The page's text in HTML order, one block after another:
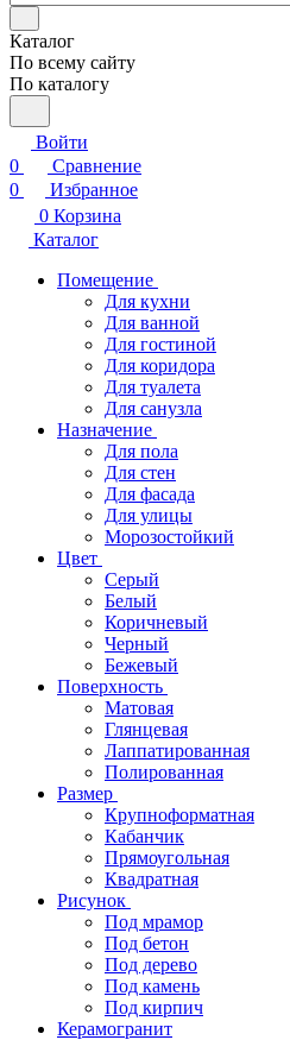
Каталог
По всему сайту
По каталогу
Войти
0
Сравнение
0
Избранное
0 Корзина
Каталог
Помещение
Для кухни
Для ванной
Для гостиной
Для коридора
Для туалета
Для санузла
Назначение
Для пола
Для стен
Для фасада
Для улицы
Морозостойкий
Цвет
Серый
Белый
Коричневый
Черный
Бежевый
Поверхность
Матовая
Глянцевая
Лаппатированная
Полированная
Размер
Крупноформатная
Кабанчик
Прямоугольная
Квадратная
Рисунок
Под мрамор
Под бетон
Под дерево
Под камень
Под кирпич
Керамогранит